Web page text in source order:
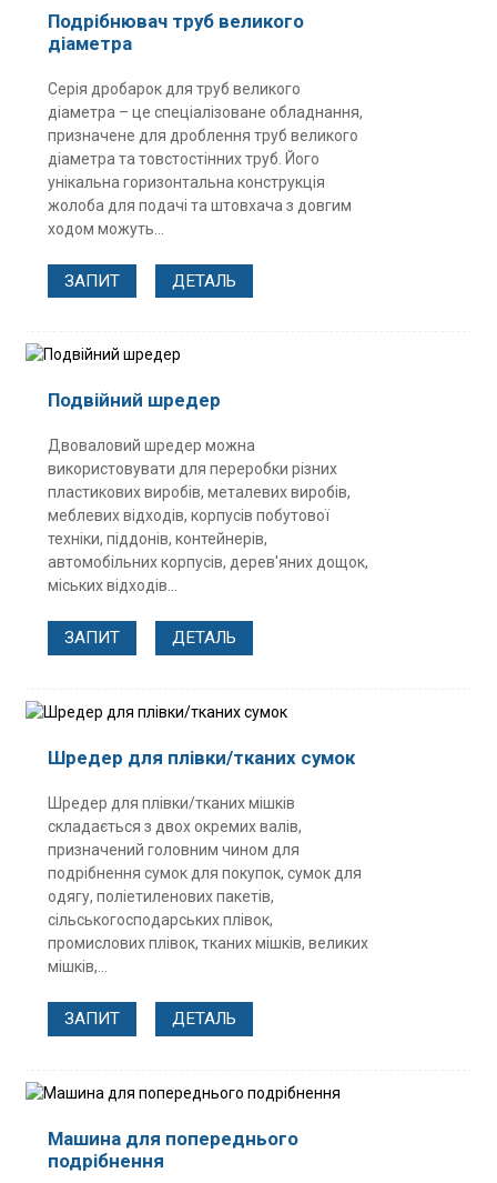
Подрібнювач труб великого
діаметра
Серія дробарок для труб великого
діаметра – це спеціалізоване обладнання,
призначене для дроблення труб великого
діаметра та товстостінних труб. Його
унікальна горизонтальна конструкція
жолоба для подачі та штовхача з довгим
ходом можуть...
ЗАПИТ ДЕТАЛЬ
Подвійний шредер
Двоваловий шредер можна
використовувати для переробки різних
пластикових виробів, металевих виробів,
меблевих відходів, корпусів побутової
техніки, піддонів, контейнерів,
автомобільних корпусів, дерев'яних дощок,
міських відходів...
ЗАПИТ ДЕТАЛЬ
Шредер для плівки/тканих сумок
Шредер для плівки/тканих мішків
складається з двох окремих валів,
призначений головним чином для
подрібнення сумок для покупок, сумок для
одягу, поліетиленових пакетів,
сільськогосподарських плівок,
промислових плівок, тканих мішків, великих
мішків,...
ЗАПИТ ДЕТАЛЬ
Машина для попереднього
подрібнення